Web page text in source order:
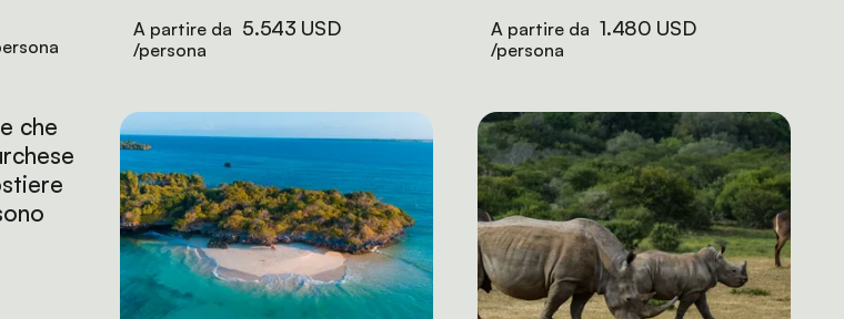
A partire da 5.543 USD
/persona
A partire da 1.480 USD
/persona